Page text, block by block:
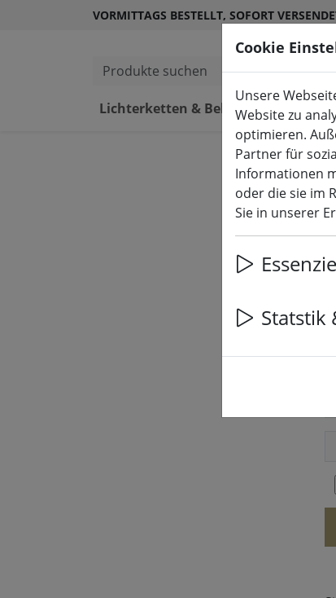
VORMITTAGS BESTELLT, SOFORT
Produkte suchen
Lichterketten & Beleuchtung
Cookie
Unsere
Website zu
optimieren.
Partner für
Informationen
oder die sie im
Sie in unserer
Statstik